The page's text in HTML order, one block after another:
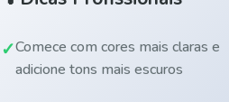
Comece com cores mais claras e
adicione tons mais escuros